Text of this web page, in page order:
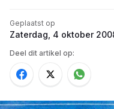
Geplaatst op
Zaterdag, 4 oktober
Deel dit artikel op: